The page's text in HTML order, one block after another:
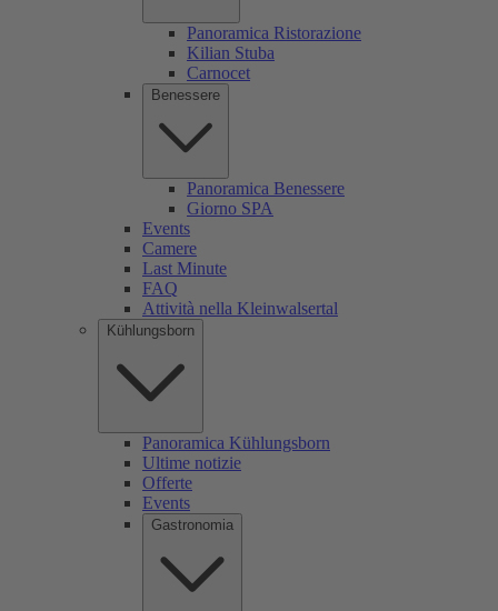
Panoramica Ristorazione
Kilian Stuba
Carnocet
Benessere
Panoramica Benessere
Giorno SPA
Events
Camere
Last Minute
FAQ
Attività nella Kleinwalsertal
Kühlungsborn
Panoramica Kühlungsborn
Ultime notizie
Offerte
Events
Gastronomia